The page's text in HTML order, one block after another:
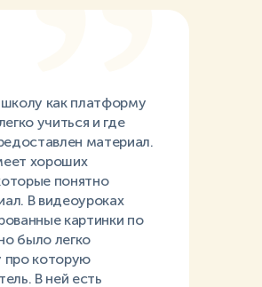
как платформу
учиться и где
материал.
хороших
понятно
В видеоуроках
картинки по
было легко
про которую
В ней есть